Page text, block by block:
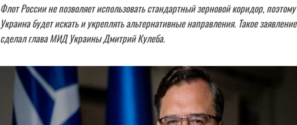
Флот России не позволяет использовать стандартный зерновой коридор, поэтому
Украина будет искать и укреплять альтернативные направления. Такое заявление
сделал глава МИД Украины Дмитрий Кулеба.